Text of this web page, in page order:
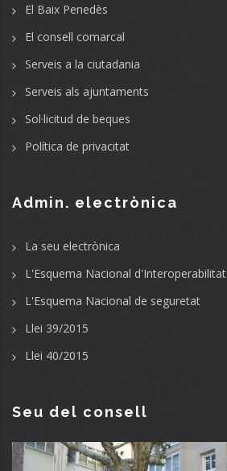
El Baix Penedès
El consell comarcal
Serveis a la ciutadania
Serveis als ajuntaments
Sol·licitud de beques
Política de privacitat
Admin. electrònica
La seu electrònica
L'Esquema Nacional d'Interoperabilitat
L'Esquema Nacional de seguretat
Llei 39/2015
Llei 40/2015
Seu del consell